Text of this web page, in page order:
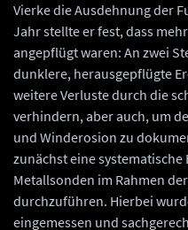
Vierke die Ausdehnung der
Jahr stellte er fest, dass
angepflügt waren: An zwei
dunklere, herausgepflügte
weitere Verluste durch die
verhindern, aber auch, um
und Winderosion zu
zunächst eine
Metallsonden im Rahmen
durchzuführen. Hierbei
eingemessen und